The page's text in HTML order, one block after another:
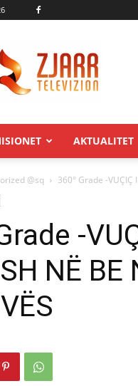
AKTUALITET
@sq 360° Grade -VUÇIÇ
-
NË BE